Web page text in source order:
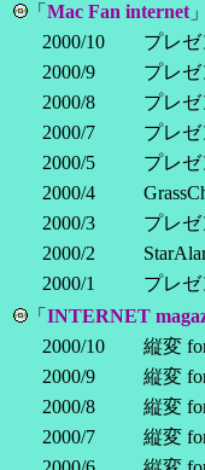
「 Mac Fan internet 」
2000/10
プレ
2000/9
プレ
2000/8
プレ
2000/7
プレ
2000/5
プレ
2000/4
2000/3
プレ
2000/2
2000/1
プレ
「 INTERNET
2000/10
縦変
2000/9
縦変
2000/8
縦変
2000/7
縦変